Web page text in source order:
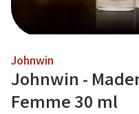
Johnwin
Johnwin -
Femme 30 ml